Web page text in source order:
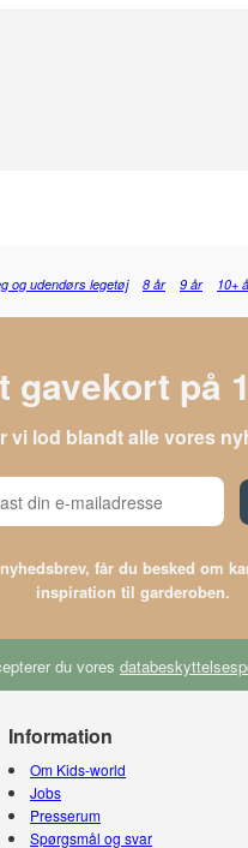
og udendørs legetøj 8 år 9 år 10+
gavekort på
vi lod blandt alle vores
får du besked om
inspiration til garderoben.
du vores
Information
Om Kids-world
Jobs
Presserum
Spørgsmål og svar